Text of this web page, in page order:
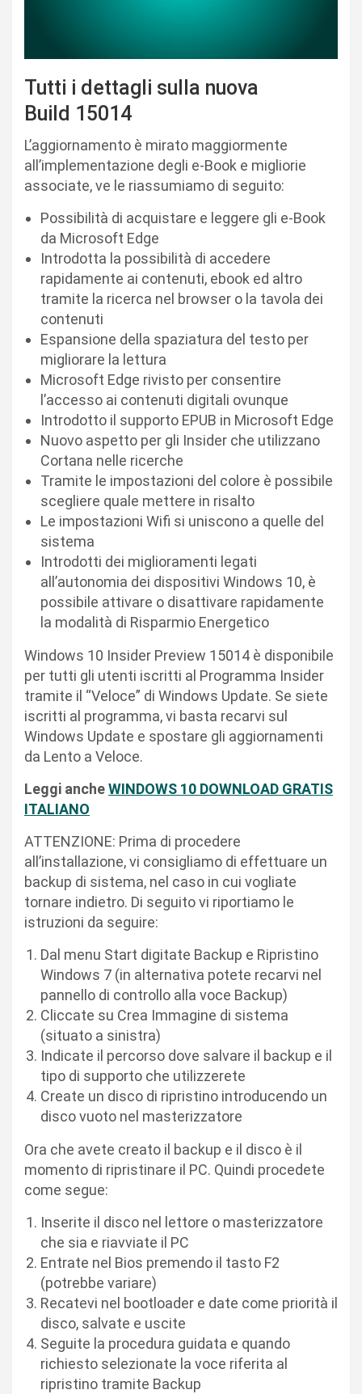
Tutti i dettagli sulla nuova
Build 15014
L’aggiornamento è mirato maggiormente
all’implementazione degli e-Book e migliorie
associate, ve le riassumiamo di seguito:
Possibilità di acquistare e leggere gli e-Book
da Microsoft Edge
Introdotta la possibilità di accedere
rapidamente ai contenuti, ebook ed altro
tramite la ricerca nel browser o la tavola dei
contenuti
Espansione della spaziatura del testo per
migliorare la lettura
Microsoft Edge rivisto per consentire
l’accesso ai contenuti digitali ovunque
Introdotto il supporto EPUB in Microsoft Edge
Nuovo aspetto per gli Insider che utilizzano
Cortana nelle ricerche
Tramite le impostazioni del colore è possibile
scegliere quale mettere in risalto
Le impostazioni Wifi si uniscono a quelle del
sistema
Introdotti dei miglioramenti legati
all’autonomia dei dispositivi Windows 10, è
possibile attivare o disattivare rapidamente
la modalità di Risparmio Energetico
Windows 10 Insider Preview 15014 è disponibile
per tutti gli utenti iscritti al Programma Insider
tramite il “Veloce” di Windows Update. Se siete
iscritti al programma, vi basta recarvi sul
Windows Update e spostare gli aggiornamenti
da Lento a Veloce.
Leggi ancheWINDOWS 10 DOWNLOAD GRATIS
ITALIANO
ATTENZIONE: Prima di procedere
all’installazione, vi consigliamo di effettuare un
backup di sistema, nel caso in cui vogliate
tornare indietro. Di seguito vi riportiamo le
istruzioni da seguire:
Dal menu Start digitate Backup e Ripristino
Windows 7 (in alternativa potete recarvi nel
pannello di controllo alla voce Backup)
Cliccate su Crea Immagine di sistema
(situato a sinistra)
Indicate il percorso dove salvare il backup e il
tipo di supporto che utilizzerete
Create un disco di ripristino introducendo un
disco vuoto nel masterizzatore
Ora che avete creato il backup e il disco è il
momento di ripristinare il PC. Quindi procedete
come segue:
Inserite il disco nel lettore o masterizzatore
che sia e riavviate il PC
Entrate nel Bios premendo il tasto F2
(potrebbe variare)
Recatevi nel bootloader e date come priorità il
disco, salvate e uscite
Seguite la procedura guidata e quando
richiesto selezionate la voce riferita al
ripristino tramite Backup